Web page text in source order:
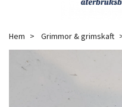
Hem Grimmor & grimskaft